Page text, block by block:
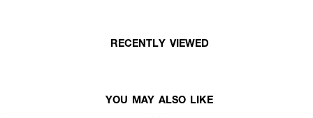
RECENTLY VIEWED
YOU MAY ALSO LIKE